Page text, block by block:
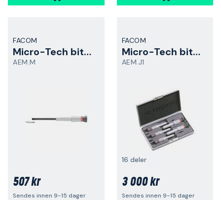
FACOM
Micro-Tech bitsholder
AEM.M
507 kr
Sendes innen 9-15 dager
FACOM
Micro-Tech bitssett
AEM.J1
16 deler
3 000 kr
Sendes innen 9-15 dager